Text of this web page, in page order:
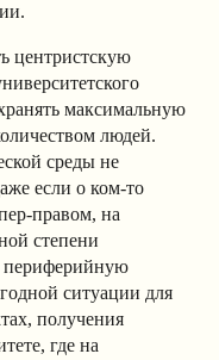
центристскую
максимальную
людей.
среды не
если о ком-то
правом, на
степени
периферийную
ситуации для
получения
где на